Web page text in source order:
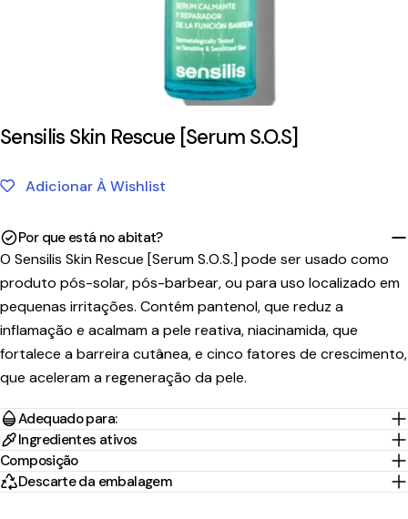
Sensilis Skin Rescue [Serum S.O.S]
Adicionar À Wishlist
Por que está no abitat?
O Sensilis Skin Rescue [Serum S.O.S.] pode ser usado como
produto pós-solar, pós-barbear, ou para uso localizado em
pequenas irritações. Contém pantenol, que reduz a
inflamação e acalmam a pele reativa, niacinamida, que
fortalece a barreira cutânea, e cinco fatores de crescimento,
que aceleram a regeneração da pele.
Adequado para:
Ingredientes ativos
Composição
Descarte da embalagem